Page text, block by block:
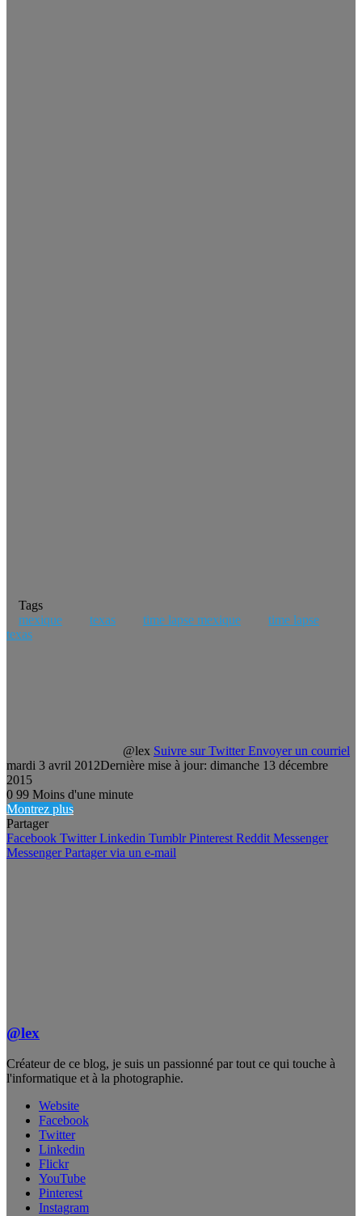
Tags
mexique
texas time lapse mexique
time lapse
texas
@lex Suivre sur Twitter Envoyer un courriel
mardi 3 avril 2012Dernière mise à jour: dimanche 13 décembre
2015
0 99 Moins d'une minute
Montrez plus
Partager
Facebook Twitter Linkedin Tumblr Pinterest Reddit Messenger
Messenger Partager via un e-mail
@lex
Créateur de ce blog, je suis un passionné par tout ce qui touche à
l'informatique et à la photographie.
Website
Facebook
Twitter
Linkedin
Flickr
YouTube
Pinterest
Instagram